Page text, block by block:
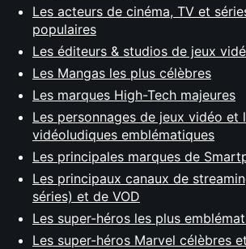
Les acteurs de cinéma, TV et
populaires
Les éditeurs & studios de jeux
Les Mangas les plus célèbres
Les marques High-Tech majeures
Les personnages de jeux vidéo et
vidéoludiques emblématiques
Les principales marques de
Les principaux canaux de
séries) et de VOD
Les super-héros les plus
Les super-héros Marvel célèbres